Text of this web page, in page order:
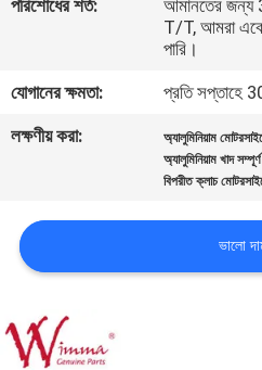
উদ্ধৃতি
অনুরোধ
সাইটম্যাপ
গোপনীয়তা
নীতি
পরিশোধের শর্ত:
আমানতের জন্য
T/T, আমরা
পারি।
যোগানের ক্ষমতা:
প্রতি সপ্তাহে
লক্ষণীয় করা:
অ্যালুমিনিয়াম
অ্যালুমিনিয়াম খাদ
বিপরীত ক্লাচ
ভালো